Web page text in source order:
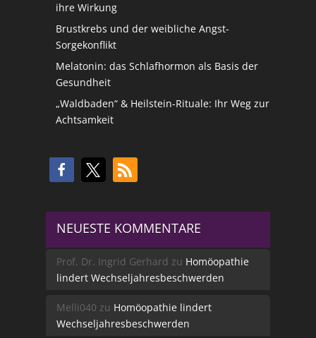
ihre Wirkung
Brustkrebs und der weibliche Angst-
Sorgekonflikt
Melatonin: das Schlafhormon als Basis der
Gesundheit
„Waldbaden“ & Heilstein-Rituale: Ihr Weg zur
Achtsamkeit
NEUESTE KOMMENTARE
Prof. Dr. Ingrid Gerhard zu Homöopathie
lindert Wechseljahresbeschwerden
Melli040 zu Homöopathie lindert
Wechseljahresbeschwerden